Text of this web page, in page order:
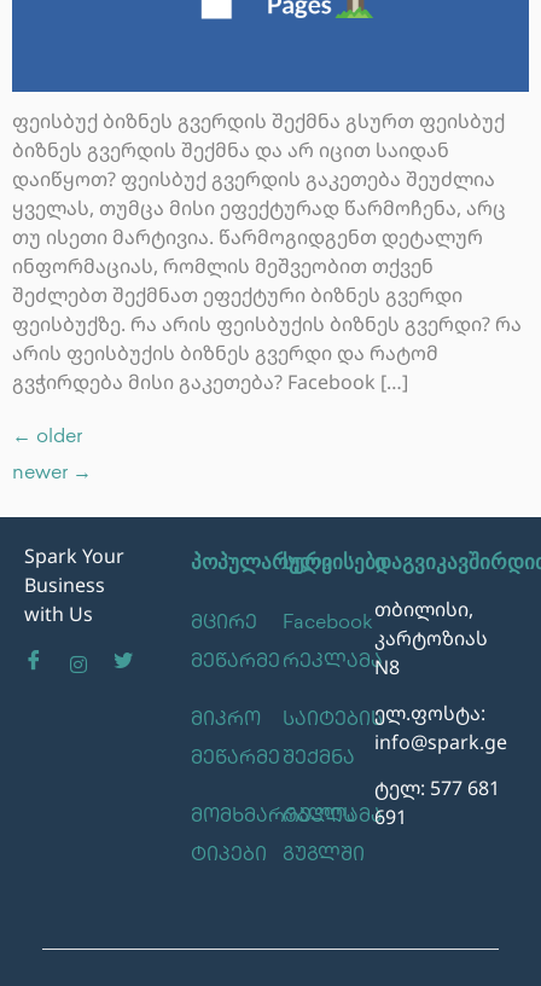
ფეისბუქ ბიზნეს გვერდის შექმნა გსურთ ფეისბუქ
ბიზნეს გვერდის შექმნა და არ იცით საიდან
დაიწყოთ? ფეისბუქ გვერდის გაკეთება შეუძლია
ყველას, თუმცა მისი ეფექტურად წარმოჩენა, არც
თუ ისეთი მარტივია. წარმოგიდგენთ დეტალურ
ინფორმაციას, რომლის მეშვეობით თქვენ
შეძლებთ შექმნათ ეფექტური ბიზნეს გვერდი
ფეისბუქზე. რა არის ფეისბუქის ბიზნეს გვერდი? რა
არის ფეისბუქის ბიზნეს გვერდი და რატომ
გვჭირდება მისი გაკეთება? Facebook […]
← older
newer →
Spark Your
Business
with Us
პოპულარული
მცირე
მეწარმე
მიკრო
მეწარმე
მომხმარებლის
ტიპები
სერვისები
Facebook
რეკლამა
საიტების
შექმნა
რეკლამა
გუგლში
თბილისი,
კარტოზიას
N8
ელ.ფოსტა:
info@spark.ge
ტელ: 577 681
691